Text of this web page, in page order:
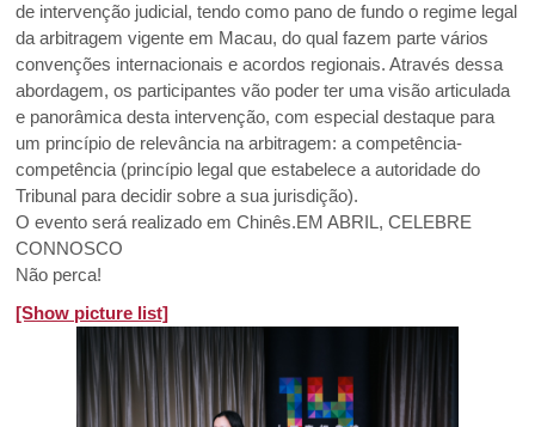
de intervenção judicial, tendo como pano de fundo o regime legal
da arbitragem vigente em Macau, do qual fazem parte vários
convenções internacionais e acordos regionais. Através dessa
abordagem, os participantes vão poder ter uma visão articulada
e panorâmica desta intervenção, com especial destaque para
um princípio de relevância na arbitragem: a competência-
competência (princípio legal que estabelece a autoridade do
Tribunal para decidir sobre a sua jurisdição).
O evento será realizado em Chinês.EM ABRIL, CELEBRE
CONNOSCO
Não perca!
[Show picture list]